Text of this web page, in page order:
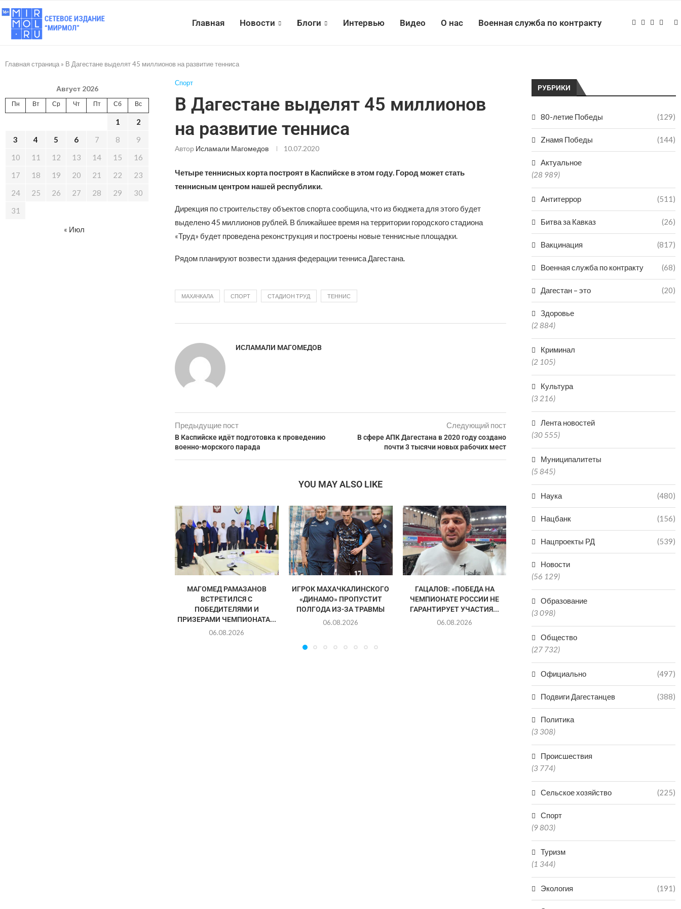
Главная Новости Блоги Интервью Видео О нас Военная служба по контракту
Главная страница » В Дагестане выделят 45 миллионов на развитие тенниса
Спорт
В Дагестане выделят 45 миллионов
на развитие тенниса
Автор Исламали Магомедов 10.07.2020
Четыре теннисных корта построят в Каспийске в этом году. Город может стать
теннисным центром нашей республики.
Дирекция по строительству объектов спорта сообщила, что из бюджета для этого будет
выделено 45 миллионов рублей. В ближайшее время на территории городского стадиона
«Труд» будет проведена реконструкция и построены новые теннисные площадки.
Рядом планируют возвести здания федерации тенниса Дагестана.
МАХАЧКАЛА СПОРТ СТАДИОН ТРУД ТЕННИС
ИСЛАМАЛИ МАГОМЕДОВ
Предыдущие пост
В Каспийске идёт подготовка к проведению
военно-морского парада
Следующий пост
В сфере АПК Дагестана в 2020 году создано
почти 3 тысячи новых рабочих мест
YOU MAY ALSO LIKE
МАГОМЕД РАМАЗАНОВ
ВСТРЕТИЛСЯ С
ПОБЕДИТЕЛЯМИ И
ПРИЗЕРАМИ ЧЕМПИОНАТА...
06.08.2026
ИГРОК МАХАЧКАЛИНСКОГО
«ДИНАМО» ПРОПУСТИТ
ПОЛГОДА ИЗ-ЗА ТРАВМЫ
06.08.2026
ГАЦАЛОВ: «ПОБЕДА НА
ЧЕМПИОНАТЕ РОССИИ НЕ
ГАРАНТИРУЕТ УЧАСТИЯ...
06.08.2026
АХМЕД ТАЖУДИНОВ
ПОБОРЕТСЯ ЗА
ЧЕМПИОНСКИЙ ПОЯС ЛИГИ
КАК
РУБРИКИ
80-летие Победы (129)
Zнамя Победы (144)
Актуальное
(28 989)
Антитеррор (511)
Битва за Кавказ (26)
Вакцинация (817)
Военная служба по контракту (68)
Дагестан – это (20)
Здоровье
(2 884)
Криминал
(2 105)
Культура
(3 216)
Лента новостей
(30 555)
Муниципалитеты
(5 845)
Наука (480)
Нацбанк (156)
Нацпроекты РД (539)
Новости
(56 129)
Образование
(3 098)
Общество
(27 732)
Официально (497)
Подвиги Дагестанцев (388)
Политика
(3 308)
Происшествия
(3 774)
Сельское хозяйство (225)
Спорт
(9 803)
Туризм
(1 344)
Экология (191)
Август 2026
Пн Вт Ср Чт Пт Сб Вс
1
2
3
4 5 6 7 8
9
10
11 12 13 14 15
16
17
18 19 20 21 22
23
24
25 26 27 28 29
30
31
« Июл